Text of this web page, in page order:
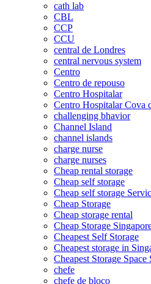
cath lab
CBL
CCP
CCU
central de Londres
central nervous system
Centro
Centro de repouso
Centro Hospitalar
Centro Hospitalar Cova
challenging bhavior
Channel Island
channel islands
charge nurse
charge nurses
Cheap rental storage
Cheap self storage
Cheap self storage
Cheap Storage
Cheap storage rental
Cheap Storage
Cheapest Self Storage
Cheapest storage in
Cheapest Storage Space
chefe
chefe de bloco